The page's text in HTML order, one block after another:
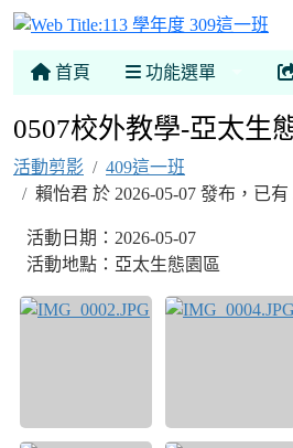
首頁 功能選單
0507校外教學-亞太生
活動剪影
409這一班
賴怡君 於 2026-05-07 發布，已
活動日期：2026-05-07
活動地點：亞太生態園區